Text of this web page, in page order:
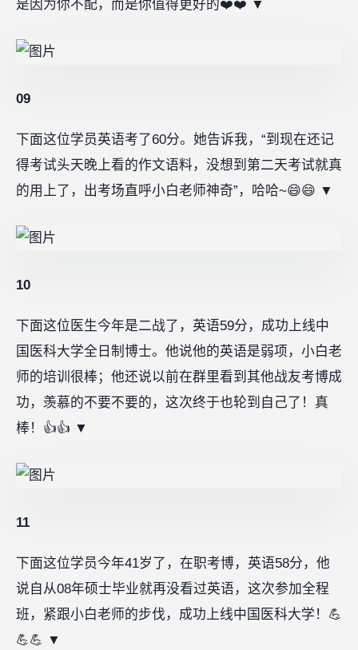
是因为你不配，而是你值得更好的❤️❤️ ▼
09
下面这位学员英语考了60分。她告诉我，“到现在还记
得考试头天晚上看的作文语料，没想到第二天考试就真
的用上了，出考场直呼小白老师神奇”，哈哈~😄😄 ▼
10
下面这位医生今年是二战了，英语59分，成功上线中
国医科大学全日制博士。他说他的英语是弱项，小白老
师的培训很棒；他还说以前在群里看到其他战友考博成
功，羡慕的不要不要的，这次终于也轮到自己了！真
棒！👍👍 ▼
11
下面这位学员今年41岁了，在职考博，英语58分，他
说自从08年硕士毕业就再没看过英语，这次参加全程
班，紧跟小白老师的步伐，成功上线中国医科大学！💪
💪💪 ▼